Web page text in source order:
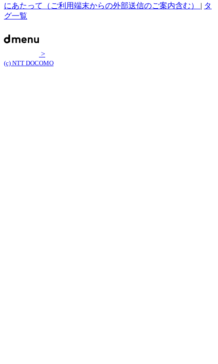
にあたって（ご利用端末からの外部送信のご案内含む） | タ
グ一覧
>
(c) NTT DOCOMO